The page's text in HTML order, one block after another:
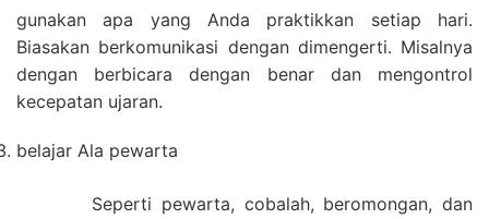
gunakan apa yang Anda praktikkan setiap hari.
Biasakan berkomunikasi dengan dimengerti. Misalnya
dengan berbicara dengan benar dan mengontrol
kecepatan ujaran.
belajar Ala pewarta
Seperti pewarta, cobalah, beromongan, dan